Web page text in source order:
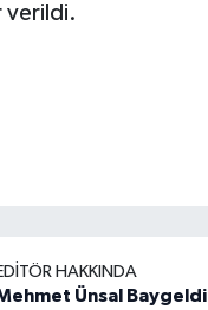
verildi.
HAKKINDA
Ünsal Baygeldi